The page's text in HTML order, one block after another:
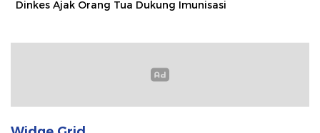
Dinkes Ajak Orang Tua Dukung Imunisasi